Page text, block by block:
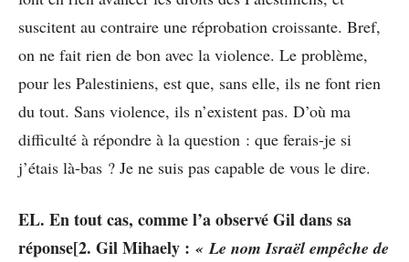
suscitent au contraire une réprobation croissante. Bref,
on ne fait rien de bon avec la violence. Le problème,
pour les Palestiniens, est que, sans elle, ils ne font rien
du tout. Sans violence, ils n’existent pas. D’où ma
difficulté à répondre à la question : que ferais-je si
j’étais là-bas ? Je ne suis pas capable de vous le dire.
EL. En tout cas, comme l’a observé Gil dans sa
réponse[2. Gil Mihaely : « Le nom Israël empêche de